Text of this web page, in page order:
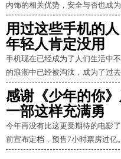
内饰的相关优势，安全与否也成
用过这些手机的
年轻人肯定没用
手机现在已经成为了人们生活中
的浪潮中已经被淘汰，成为了过
感谢《少年的你
一部这样充满勇
今年再没有比这更受期待的电影
前宣布定档，预售7小时票房过亿